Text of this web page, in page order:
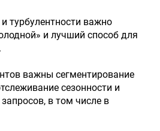
турбулентности важно
и лучший способ для
важны сегментирование
сезонности и
в том числе в